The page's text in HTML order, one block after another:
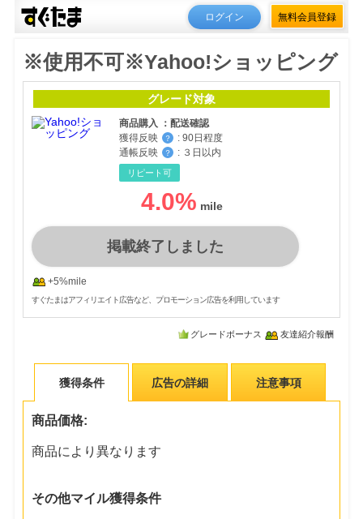
ログイン 無料会員登録
※使用不可※Yahoo!ショッピング
グレード対象
商品購入 ：配送確認
獲得反映
？ : 90日程度
通帳反映
？ : ３日以内
リピート可
4.0%
掲載終了しました
+5%mile
すぐたまはアフィリエイト広告など、プロモーション広告を利用しています
グレードボーナス 友達紹介報酬
獲得条件 広告の詳細 注意事項
商品価格:
商品により異なります
その他マイル獲得条件